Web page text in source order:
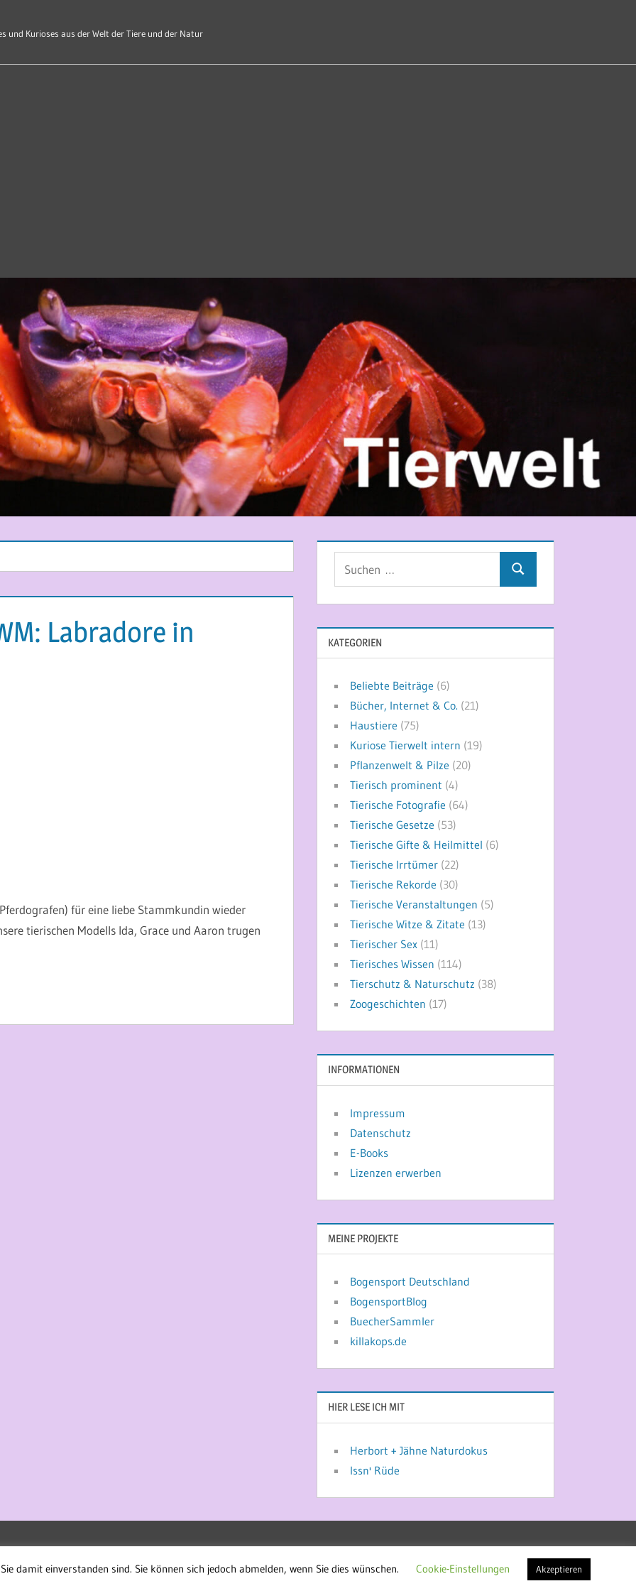
und Kurioses aus der Welt der Tiere und der Natur
Labradore in
für eine liebe Stammkundin wieder
tierischen Modells Ida, Grace und Aaron trugen
Suchen
KATEGORIEN
Beliebte Beiträge (6)
Bücher, Internet & Co. (21)
Haustiere (75)
Kuriose Tierwelt intern (19)
Pflanzenwelt & Pilze (20)
Tierisch prominent (4)
Tierische Fotografie (64)
Tierische Gesetze (53)
Tierische Gifte & Heilmittel (6)
Tierische Irrtümer (22)
Tierische Rekorde (30)
Tierische Veranstaltungen (5)
Tierische Witze & Zitate (13)
Tierischer Sex (11)
Tierisches Wissen (114)
Tierschutz & Naturschutz (38)
Zoogeschichten (17)
INFORMATIONEN
Impressum
Datenschutz
E-Books
Lizenzen erwerben
MEINE PROJEKTE
Bogensport Deutschland
BogensportBlog
BuecherSammler
killakops.de
HIER LESE ICH MIT
Herbort + Jähne Naturdokus
Issn' Rüde
damit einverstanden sind. Sie können sich jedoch abmelden, wenn Sie dies wünschen.
Cookie-Einstellungen Akzeptieren